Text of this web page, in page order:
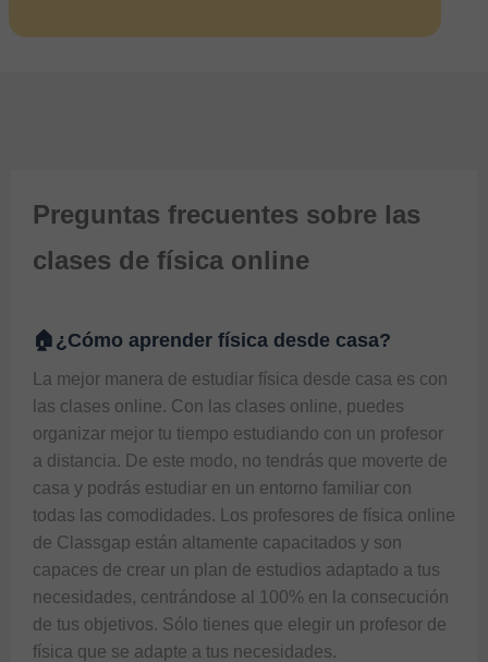
Preguntas frecuentes sobre las
clases de física online
🏠¿Cómo aprender física desde casa?
La mejor manera de estudiar física desde casa es con
las clases online. Con las clases online, puedes
organizar mejor tu tiempo estudiando con un profesor
a distancia. De este modo, no tendrás que moverte de
casa y podrás estudiar en un entorno familiar con
todas las comodidades. Los profesores de física online
de Classgap están altamente capacitados y son
capaces de crear un plan de estudios adaptado a tus
necesidades, centrándose al 100% en la consecución
de tus objetivos. Sólo tienes que elegir un profesor de